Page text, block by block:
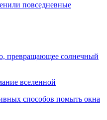
повседневные
превращающее солнечный
вселенной
способов помыть окна